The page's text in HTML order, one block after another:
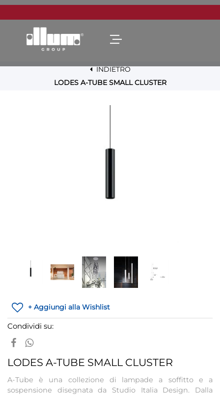
Open menu
INDIETRO
LODES A-TUBE SMALL CLUSTER
+ Aggiungi alla Wishlist
Condividi su:
LODES A-TUBE SMALL CLUSTER
A-Tube è una collezione di lampade a soffitto e a
sospensione disegnata da Studio Italia Design. Dalla